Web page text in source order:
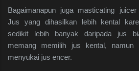
Bagaimanapun juga masticating
Jus yang dihasilkan lebih kental
sedikit lebih banyak daripada jus
memang memilih jus kental, namun
menyukai jus encer.